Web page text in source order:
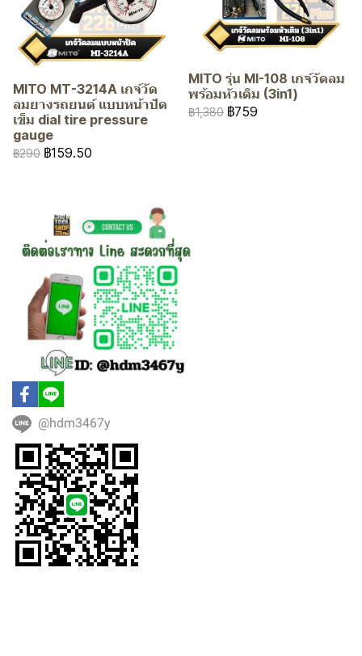
MITO MT-3214A เกจ์วัด
ลมยางรถยนต์ แบบหน้าปัด
เข็ม dial tire pressure
gauge
฿290 ฿159.50
MITO รุ่น MI-108 เกจ์วัดลม
พร้อมหัวเติม (3in1)
฿1,380 ฿759
@hdm3467y